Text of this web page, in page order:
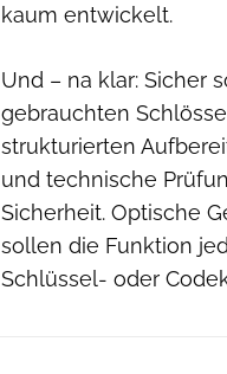
kaum entwickelt.
Und – na klar: Sicher
gebrauchten
strukturierten
und technische
Sicherheit. Optische
sollen die Funktion
Schlüssel- oder